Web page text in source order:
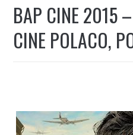
BAP CINE 2015
CINE POLACO,